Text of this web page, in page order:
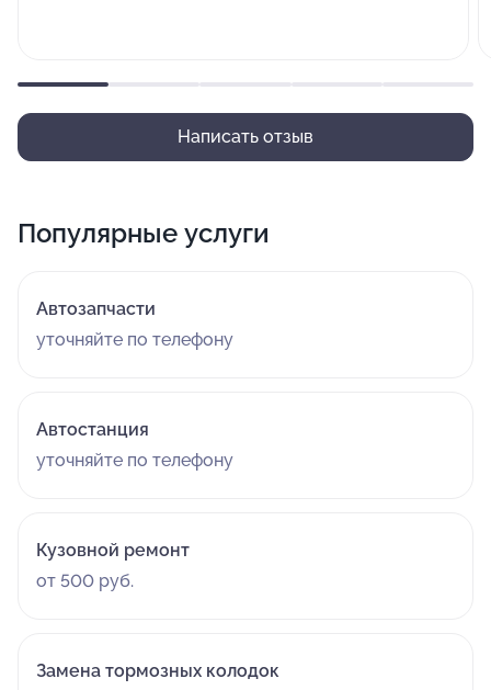
Написать отзыв
Популярные услуги
Автозапчасти
уточняйте по телефону
Автостанция
уточняйте по телефону
Кузовной ремонт
от 500 руб.
Замена тормозных колодок